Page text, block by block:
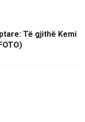
Të gjithë Kemi